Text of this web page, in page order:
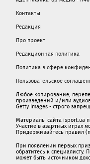
Контакты
Редакция
Про проект
Редакционная политика
Политика в сфере
Пользовательское
Любое копирование,
произведений и/или
Getty Images - строго
Материалы сайта isport.ua
Участие в азартных играх
Придерживайтесь правил
При появлении первых
обратитесь к специалисту.
может быть источником